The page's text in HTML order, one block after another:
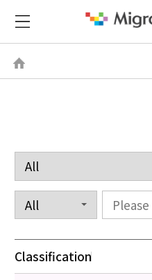
Classification